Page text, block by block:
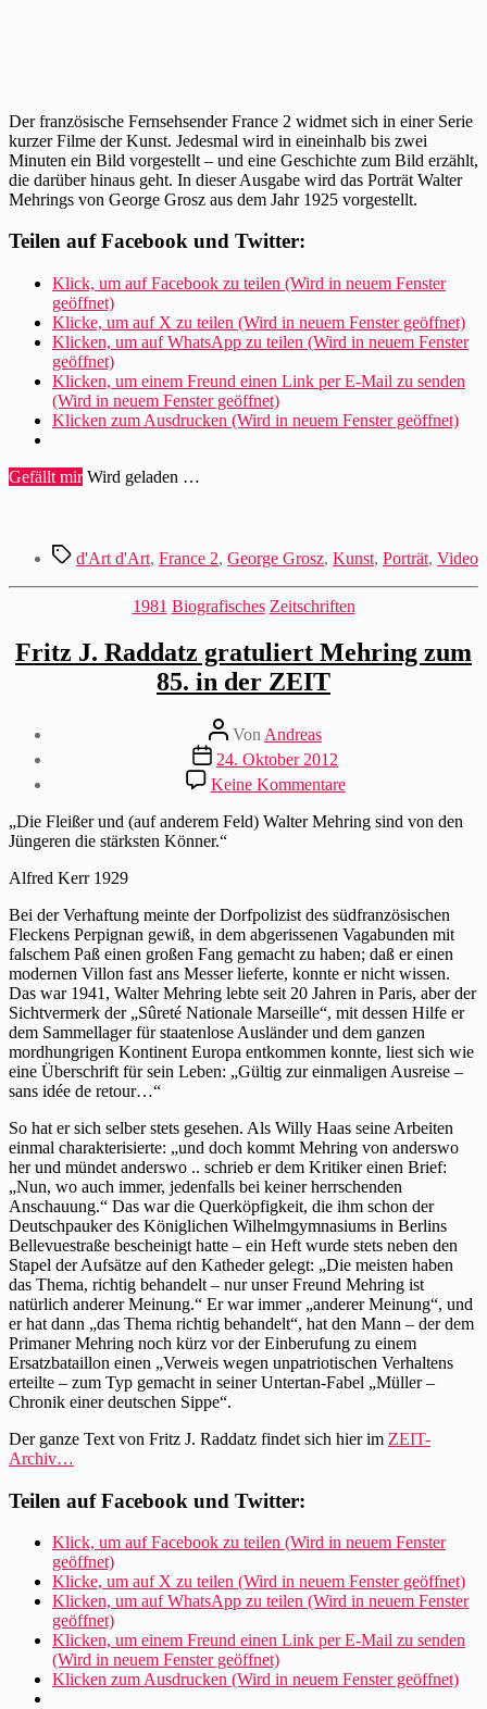
Der französische Fernsehsender France 2 widmet sich in einer Serie
kurzer Filme der Kunst. Jedesmal wird in eineinhalb bis zwei
Minuten ein Bild vorgestellt – und eine Geschichte zum Bild erzählt,
die darüber hinaus geht. In dieser Ausgabe wird das Porträt Walter
Mehrings von George Grosz aus dem Jahr 1925 vorgestellt.
Teilen auf Facebook und Twitter:
Klick, um auf Facebook zu teilen (Wird in neuem Fenster
geöffnet)
Klicke, um auf X zu teilen (Wird in neuem Fenster geöffnet)
Klicken, um auf WhatsApp zu teilen (Wird in neuem Fenster
geöffnet)
Klicken, um einem Freund einen Link per E-Mail zu senden
(Wird in neuem Fenster geöffnet)
Klicken zum Ausdrucken (Wird in neuem Fenster geöffnet)
Gefällt mir Wird geladen …
Schlagwörter
d'Art d'Art, France 2, George Grosz, Kunst, Porträt, Video
Kategorien
1981 Biografisches Zeitschriften
Fritz J. Raddatz gratuliert Mehring zum
85. in der ZEIT
Beitragsautor
Von Andreas
Beitragsdatum
24. Oktober 2012
Keine Kommentarezu
Fritz
J.
Raddatz
85.
in
der
ZEIT
„Die Fleißer und (auf anderem Feld) Walter Mehring sind von den
Jüngeren die stärksten Könner.“
Alfred Kerr 1929
Bei der Verhaftung meinte der Dorfpolizist des südfranzösischen
Fleckens Perpignan gewiß, in dem abgerissenen Vagabunden mit
falschem Paß einen großen Fang gemacht zu haben; daß er einen
modernen Villon fast ans Messer lieferte, konnte er nicht wissen.
Das war 1941, Walter Mehring lebte seit 20 Jahren in Paris, aber der
Sichtvermerk der „Sûreté Nationale Marseille“, mit dessen Hilfe er
dem Sammellager für staatenlose Ausländer und dem ganzen
mordhungrigen Kontinent Europa entkommen konnte, liest sich wie
eine Überschrift für sein Leben: „Gültig zur einmaligen Ausreise –
sans idée de retour…“
So hat er sich selber stets gesehen. Als Willy Haas seine Arbeiten
einmal charakterisierte: „und doch kommt Mehring von anderswo
her und mündet anderswo .. schrieb er dem Kritiker einen Brief:
„Nun, wo auch immer, jedenfalls bei keiner herrschenden
Anschauung.“ Das war die Querköpfigkeit, die ihm schon der
Deutschpauker des Königlichen Wilhelmgymnasiums in Berlins
Bellevuestraße bescheinigt hatte – ein Heft wurde stets neben den
Stapel der Aufsätze auf den Katheder gelegt: „Die meisten haben
das Thema, richtig behandelt – nur unser Freund Mehring ist
natürlich anderer Meinung.“ Er war immer „anderer Meinung“, und
er hat dann „das Thema richtig behandelt“, hat den Mann – der dem
Primaner Mehring noch kürz vor der Einberufung zu einem
Ersatzbataillon einen „Verweis wegen unpatriotischen Verhaltens
erteilte – zum Typ gemacht in seiner Untertan-Fabel „Müller –
Chronik einer deutschen Sippe“.
Der ganze Text von Fritz J. Raddatz findet sich hier im ZEIT-
Archiv…
Teilen auf Facebook und Twitter:
Klick, um auf Facebook zu teilen (Wird in neuem Fenster
geöffnet)
Klicke, um auf X zu teilen (Wird in neuem Fenster geöffnet)
Klicken, um auf WhatsApp zu teilen (Wird in neuem Fenster
geöffnet)
Klicken, um einem Freund einen Link per E-Mail zu senden
(Wird in neuem Fenster geöffnet)
Klicken zum Ausdrucken (Wird in neuem Fenster geöffnet)